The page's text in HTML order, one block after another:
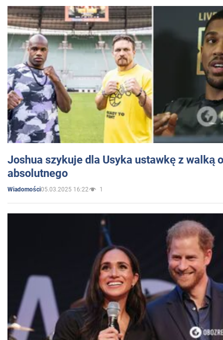
Joshua szykuje dla Usyka ustawkę z walką
absolutnego
Wiadomości05.03.2025 16:22 1